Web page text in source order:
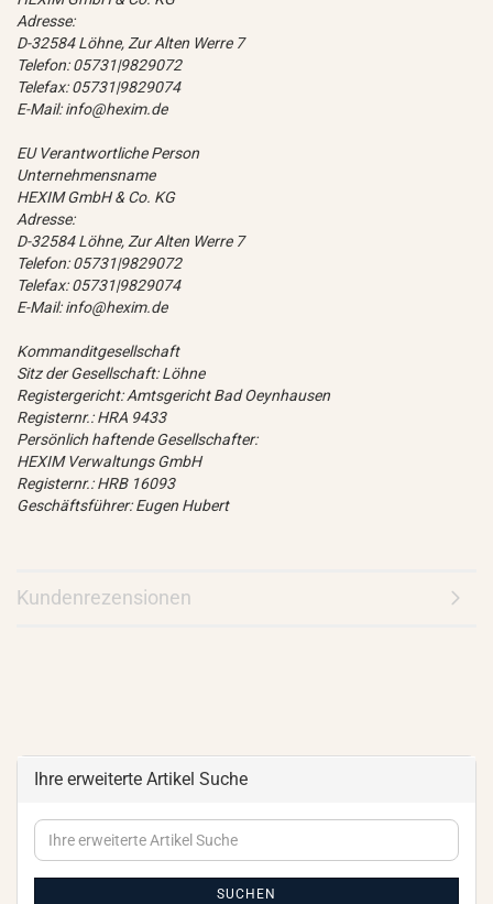
Adresse:
D-32584 Löhne, Zur Alten Werre 7
Telefon: 05731|9829072
Telefax: 05731|9829074
E-Mail: info@hexim.de
EU Verantwortliche Person
Unternehmensname
HEXIM GmbH & Co. KG
Adresse:
D-32584 Löhne, Zur Alten Werre 7
Telefon: 05731|9829072
Telefax: 05731|9829074
E-Mail: info@hexim.de
Kommanditgesellschaft
Sitz der Gesellschaft: Löhne
Registergericht: Amtsgericht Bad Oeynhausen
Registernr.: HRA 9433
Persönlich haftende Gesellschafter:
HEXIM Verwaltungs GmbH
Registernr.: HRB 16093
Geschäftsführer: Eugen Hubert
Kundenrezensionen
Ihre erweiterte Artikel Suche
Ihre
erweiterte
SUCHEN